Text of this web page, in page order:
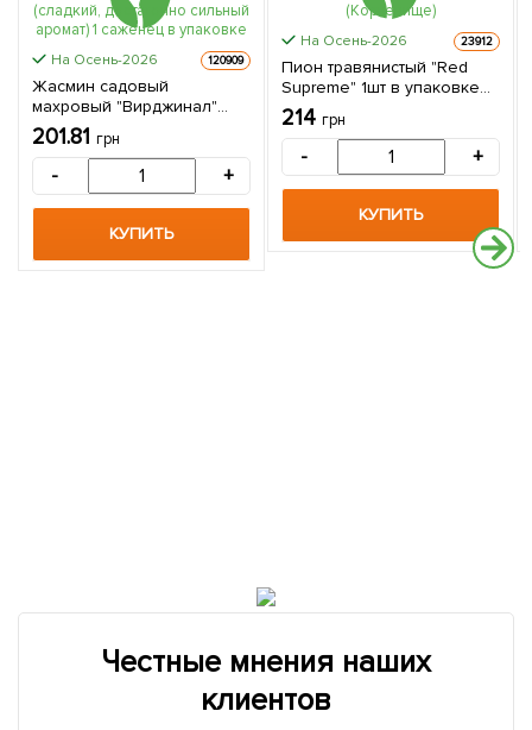
На Осень-2026 120909
Жасмин садовый
махровый "Вирджинал"
(сладкий, достаточно
сильный аромат) 1 саженец
201.81 грн
- +
КУПИТЬ
На Осень-2026 23912
Пион травянистый "Red
Supreme" 1шт в упаковке
(Корневище)
214 грн
- +
КУПИТЬ
Честные мнения наших
клиентов